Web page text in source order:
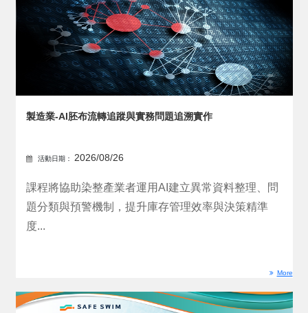
製造業-AI胚布流轉追蹤與實務問題追溯實作
活動日期： 2026/08/26
課程將協助染整產業者運用AI建立異常資料整理、問
題分類與預警機制，提升庫存管理效率與決策精準
度...
More